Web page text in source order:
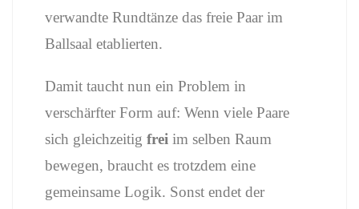
verwandte Rundtänze das freie Paar im
Ballsaal etablierten.
Damit taucht nun ein Problem in
verschärfter Form auf: Wenn viele Paare
sich gleichzeitig frei im selben Raum
bewegen, braucht es trotzdem eine
gemeinsame Logik. Sonst endet der